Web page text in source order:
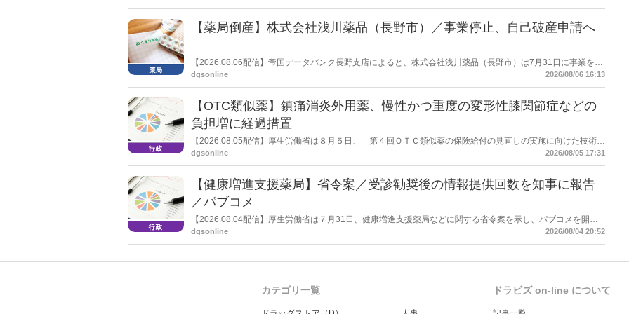
【薬局倒産】株式会社浅川薬品（長野市）／事業停止、自己破産申請へ
【2026.08.06配信】帝国データバンク長野支店によると、株式会社浅川薬品（長野市）は7月31日に事業を停
止し、自己破産申請の準備に入った。
dgsonline 2026/08/06 16:13
【OTC類似薬】鎮痛消炎外用薬、慢性かつ重度の変形性膝関節症などの
負担増に経過措置
【2026.08.05配信】厚生労働省は８月５日、「第４回ＯＴＣ類似薬の保険給付の見直しの実施に向けた技術的
検討会」を開催。「中間とりまとめ（案）」を提示し了承した。今後、社会保障審議会医療保険部会等に報告
dgsonline 2026/08/05 17:31
【健康増進支援薬局】省令案／受診勧奨後の情報提供回数を知事に報告
／パブコメ
【2026.08.04配信】厚生労働省は７月31日、健康増進支援薬局などに関する省令案を示し、パブコメを開始
した。受診勧奨を行った後に、当該医療機関や連携機関に対して、利用者の相談内容や薬剤及び医薬品に関す
dgsonline 2026/08/04 20:52
カテゴリ一覧 ドラビズ on-line について